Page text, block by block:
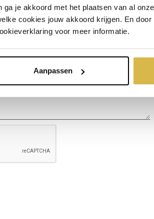
je akkoord met het plaatsen van al
cookies jouw akkoord krijgen. En
voor meer informatie.
Aanpassen